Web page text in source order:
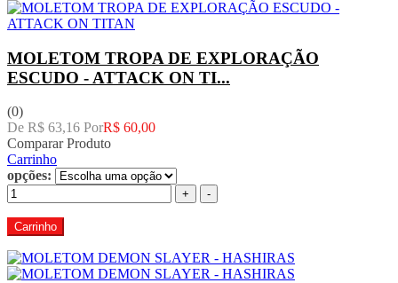
MOLETOM TROPA DE EXPLORAÇÃO
ESCUDO - ATTACK ON TI...
(0)
De R$ 63,16 PorR$ 60,00
Comparar Produto
Carrinho
opções:
+ -
Carrinho